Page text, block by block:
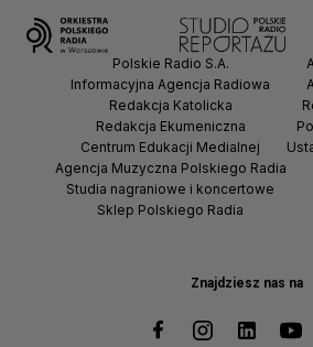
Znajdziesz nas na
Polskie Radio S.A.
Informacyjna Agencja Radiowa
Redakcja Katolicka
Redakcja Ekumeniczna
Centrum Edukacji Medialnej
Agencja Muzyczna Polskiego Radia
Studia nagraniowe i koncertowe
Sklep Polskiego Radia